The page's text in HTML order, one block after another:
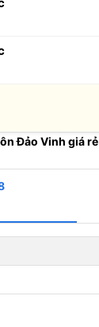
Đảo Vinh giá rẻ